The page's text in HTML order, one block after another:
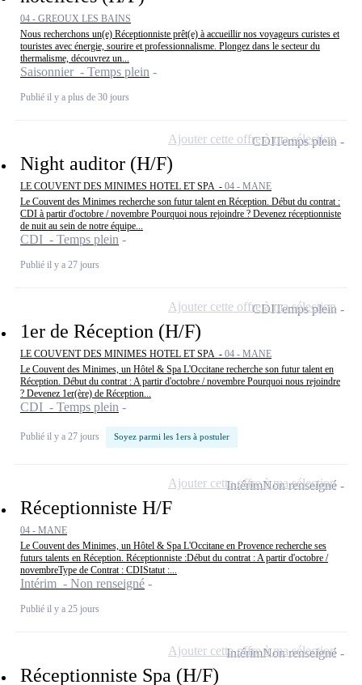
04 - GREOUX LES BAINS
Nous recherchons un(e) Réceptionniste prêt(e) à accueillir nos voyageurs curistes et
touristes avec énergie, sourire et professionnalisme. Plongez dans le secteur du
thermalisme, découvrez un...
Saisonnier - Temps plein
Publié il y a plus de 30 jours
Night auditor (H/F)
LE COUVENT DES MINIMES HOTEL ET SPA - 04 - MANE
Le Couvent des Minimes recherche son futur talent en Réception. Début du contrat :
CDI à partir d'octobre / novembre Pourquoi nous rejoindre ? Devenez réceptionniste
de nuit au sein de notre équipe...
CDI - Temps plein
Publié il y a 27 jours
CDITemps plein
Ajouter cette offre à ma sélection
1er de Réception (H/F)
LE COUVENT DES MINIMES HOTEL ET SPA - 04 - MANE
Le Couvent des Minimes, un Hôtel & Spa L'Occitane recherche son futur talent en
Réception. Début du contrat : A partir d'octobre / novembre Pourquoi nous rejoindre
? Devenez 1er(ère) de Réception...
CDI - Temps plein
Publié il y a 27 jours Soyez parmi les 1ers à postuler
CDITemps plein
Ajouter cette offre à ma sélection
Réceptionniste H/F
04 - MANE
Le Couvent des Minimes, un Hôtel & Spa L'Occitane en Provence recherche ses
futurs talents en Réception. Réceptionniste :Début du contrat : A partir d'octobre /
novembreType de Contrat : CDIStatut :...
Intérim - Non renseigné
Publié il y a 25 jours
IntérimNon renseigné
Ajouter cette offre à ma sélection
Réceptionniste Spa (H/F)
IntérimNon renseigné
Ajouter cette offre à ma sélection